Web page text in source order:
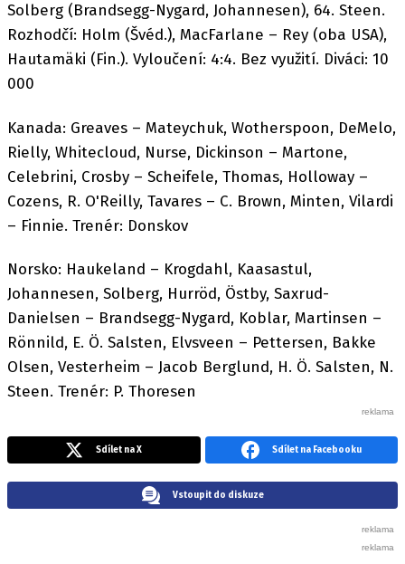
Solberg (Brandsegg-Nygard, Johannesen), 64. Steen.
Rozhodčí: Holm (Švéd.), MacFarlane – Rey (oba USA),
Hautamäki (Fin.). Vyloučení: 4:4. Bez využití. Diváci: 10
000
Kanada: Greaves – Mateychuk, Wotherspoon, DeMelo,
Rielly, Whitecloud, Nurse, Dickinson – Martone,
Celebrini, Crosby – Scheifele, Thomas, Holloway –
Cozens, R. O'Reilly, Tavares – C. Brown, Minten, Vilardi
– Finnie. Trenér: Donskov
Norsko: Haukeland – Krogdahl, Kaasastul,
Johannesen, Solberg, Hurröd, Östby, Saxrud-
Danielsen – Brandsegg-Nygard, Koblar, Martinsen –
Rönnild, E. Ö. Salsten, Elvsveen – Pettersen, Bakke
Olsen, Vesterheim – Jacob Berglund, H. Ö. Salsten, N.
Steen. Trenér: P. Thoresen
Sdílet na X Sdílet na Facebooku
Vstoupit do diskuze